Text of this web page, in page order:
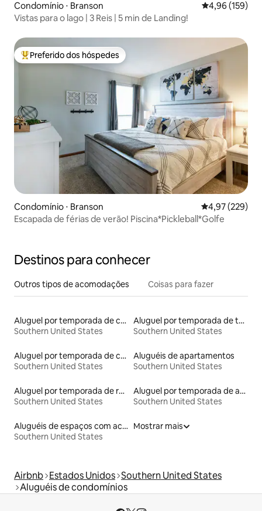
Condomínio ⋅ Branson 4,96 de uma
4,96 (159)
Vistas para o lago | 3 Reis | 5 min de Landing!
Entre os melhores preferidos dos hóspedes
Preferido dos hóspedes
Condomínio ⋅ Branson 4,97 de uma
4,97 (229)
Escapada de férias de verão! Piscina*Pickleball*Golfe
Destinos para conhecer
Outros tipos de acomodações Coisas para fazer
Aluguel por temporada de casas de veraneio
Southern United States
Aluguel por temporada de torres
Southern United States
Aluguel por temporada de casas na árvore
Southern United States
Aluguéis de apartamentos
Southern United States
Aluguel por temporada de ranchos
Southern United States
Aluguel por temporada de apart-hotéis
Southern United States
Aluguéis de espaços com acesso direto a pistas de esqui
Southern United States
Mostrar mais
Airbnb Estados Unidos Southern United States
Aluguéis de condomínios